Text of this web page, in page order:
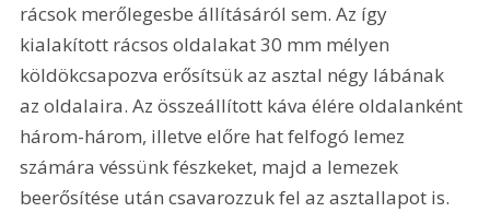
rácsok merőlegesbe állításáról sem. Az így
kialakított rácsos oldalakat 30 mm mélyen
köldökcsapozva erősítsük az asztal négy lábának
az oldalaira. Az összeállított káva élére oldalanként
három-három, illetve előre hat felfogó lemez
számára véssünk fészkeket, majd a lemezek
beerősítése után csavarozzuk fel az asztallapot is.